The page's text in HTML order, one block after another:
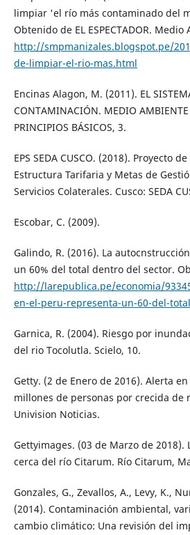
limpiar 'el río más contaminado del
Obtenido de EL ESPECTADOR. Medio
http://smpmanizales.blogspot.pe/
de-limpiar-el-rio-mas.html
Encinas Alagon, M. (2011). EL
CONTAMINACIÓN. MEDIO
PRINCIPIOS BÁSICOS, 3.
EPS SEDA CUSCO. (2018). Proyecto
Estructura Tarifaria y Metas de
Servicios Colaterales. Cusco: SEDA
Escobar, C. (2009).
Galindo, R. (2016). La
un 60% del total dentro del sector.
http://larepublica.pe/economia/
en-el-peru-representa-un-60-del-
Garnica, R. (2004). Riesgo por
del rio Tocolutla. Scielo, 10.
Getty. (2 de Enero de 2016). Alerta
millones de personas por crecida de
Univision Noticias.
Gettyimages. (03 de Marzo de 2018).
cerca del río Citarum. Río Citarum,
Gonzales, G., Zevallos, A., Levy, K.,
(2014). Contaminación ambiental,
cambio climático: Una revisión del